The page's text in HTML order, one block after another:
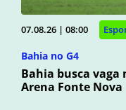
07.08.26 | 08:00
Bahia no G4
Bahia busca vaga
Arena Fonte Nova